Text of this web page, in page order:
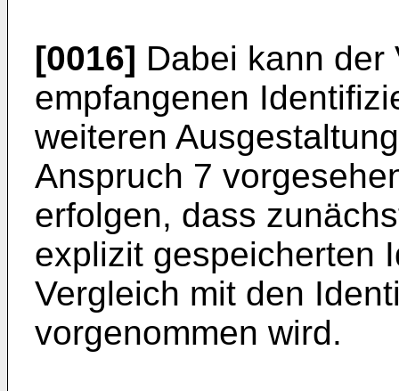
[0016] Dabei kann der
empfangenen
weiteren
Anspruch 7
erfolgen, dass
explizit gespeicherten
Vergleich mit den
vorgenommen wird.